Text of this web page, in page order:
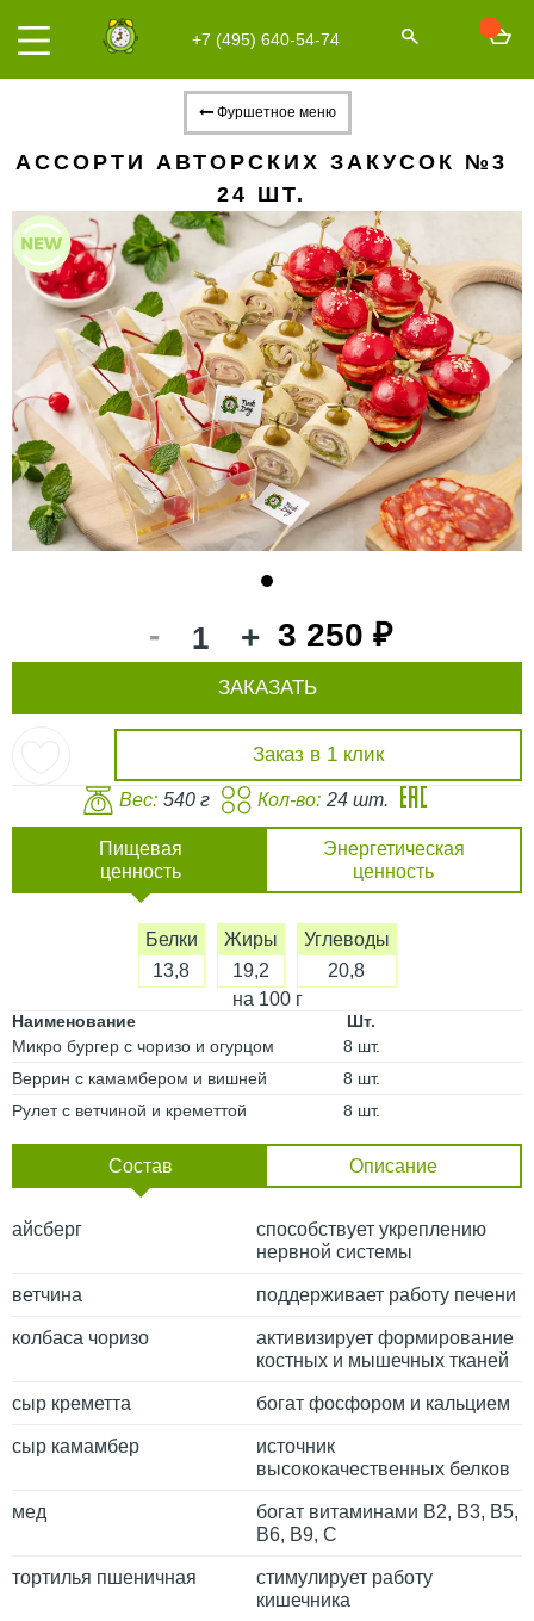
+7 (495) 640-54-74
Фуршетное меню
АССОРТИ АВТОРСКИХ ЗАКУСОК №3
24 ШТ.
- + 3 250 ₽
Заказ в 1 клик
ЗАКАЗАТЬ
Вес: 540 г Кол-во: 24 шт.
Пищевая
ценность
Энергетическая
ценность
Белки
13,8
Жиры
19,2
Углеводы
20,8
на 100 г
Наименование
Шт.
Микро бургер с чоризо и огурцом
8 шт.
Веррин с камамбером и вишней
8 шт.
Рулет с ветчиной и креметтой
8 шт.
Состав Описание
айсберг
способствует укреплению
нервной системы
ветчина поддерживает работу печени
колбаса чоризо
активизирует формирование
костных и мышечных тканей
сыр креметта богат фосфором и кальцием
сыр камамбер
источник
высококачественных белков
мед
богат витаминами B2, B3, B5,
B6, B9, C
тортилья пшеничная
стимулирует работу
кишечника